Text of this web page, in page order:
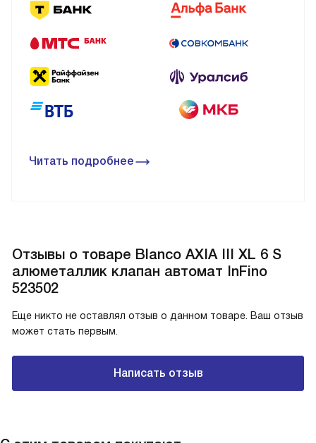
Читать подробнее
Отзывы о товаре Blanco AXIA III XL 6 S
алюметаллик клапан автомат InFino
523502
Еще никто не оставлял отзыв о данном товаре. Ваш отзыв
может стать первым.
Написать отзыв